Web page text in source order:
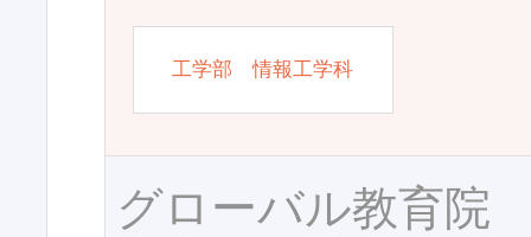
工学部 情報工学科
グローバル教育院